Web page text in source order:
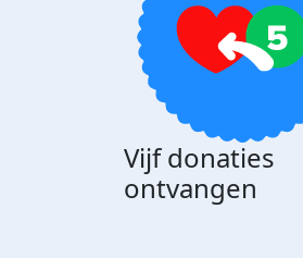
Vijf donaties
ontvangen